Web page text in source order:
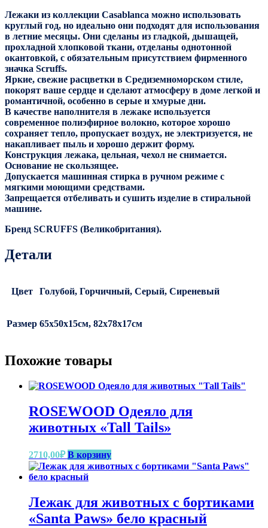
Лежаки из коллекции Casablanca можно использовать
круглый год, но идеально они подходят для использования
в летние месяцы. Они сделаны из гладкой, дышащей,
прохладной хлопковой ткани, отделаны однотонной
окантовкой, с обязательным присутствием фирменного
значка Scruffs.
Яркие, свежие расцветки в Средиземноморском стиле,
покорят ваше сердце и сделают атмосферу в доме легкой и
романтичной, особенно в серые и хмурые дни.
В качестве наполнителя в лежаке используется
современное полиэфирное волокно, которое хорошо
сохраняет тепло, пропускает воздух, не электризуется, не
накапливает пыль и хорошо держит форму.
Конструкция лежака, цельная, чехол не снимается.
Основание не скользящее.
Допускается машинная стирка в ручном режиме с
мягкими моющими средствами.
Запрещается отбеливать и сушить изделие в стиральной
машине.
Бренд SCRUFFS (Великобритания).
Детали
Цвет Голубой, Горчичный, Серый, Сиреневый
Размер 65х50х15см, 82х78х17см
Похожие товары
ROSEWOOD Одеяло для
животных «Tall Tails»
2710,00₽ В корзину
Лежак для животных с бортиками
«Santa Paws» бело красный